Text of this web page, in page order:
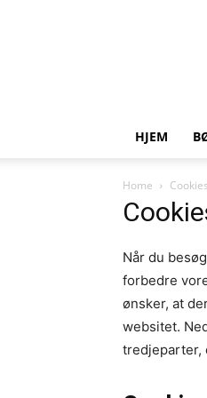
HJEM
Home Cookies
Når du
forbedre
ønsker, at
websitet.
tredjeparter,